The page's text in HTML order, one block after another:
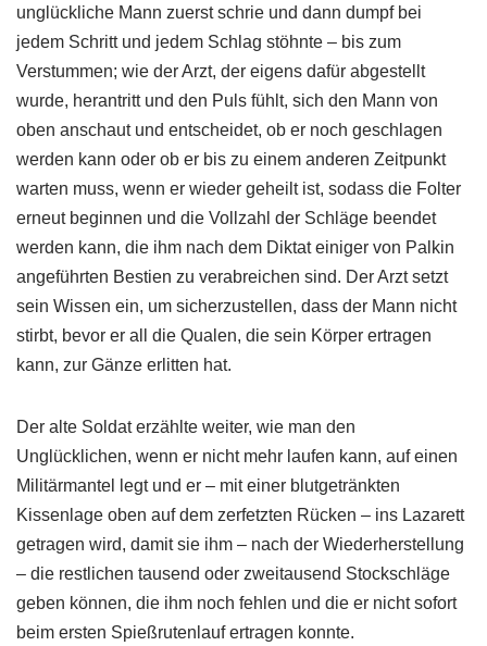
unglückliche Mann zuerst schrie und dann dumpf bei
jedem Schritt und jedem Schlag stöhnte – bis zum
Verstummen; wie der Arzt, der eigens dafür abgestellt
wurde, herantritt und den Puls fühlt, sich den Mann von
oben anschaut und entscheidet, ob er noch geschlagen
werden kann oder ob er bis zu einem anderen Zeitpunkt
warten muss, wenn er wieder geheilt ist, sodass die Folter
erneut beginnen und die Vollzahl der Schläge beendet
werden kann, die ihm nach dem Diktat einiger von Palkin
angeführten Bestien zu verabreichen sind. Der Arzt setzt
sein Wissen ein, um sicherzustellen, dass der Mann nicht
stirbt, bevor er all die Qualen, die sein Körper ertragen
kann, zur Gänze erlitten hat.
Der alte Soldat erzählte weiter, wie man den
Unglücklichen, wenn er nicht mehr laufen kann, auf einen
Militärmantel legt und er – mit einer blutgetränkten
Kissenlage oben auf dem zerfetzten Rücken – ins Lazarett
getragen wird, damit sie ihm – nach der Wiederherstellung
– die restlichen tausend oder zweitausend Stockschläge
geben können, die ihm noch fehlen und die er nicht sofort
beim ersten Spießrutenlauf ertragen konnte.